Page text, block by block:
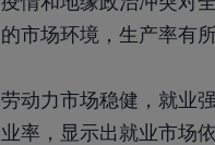
的市场环境，生产率有
劳动力市场稳健，就业
业率，显示出就业市场